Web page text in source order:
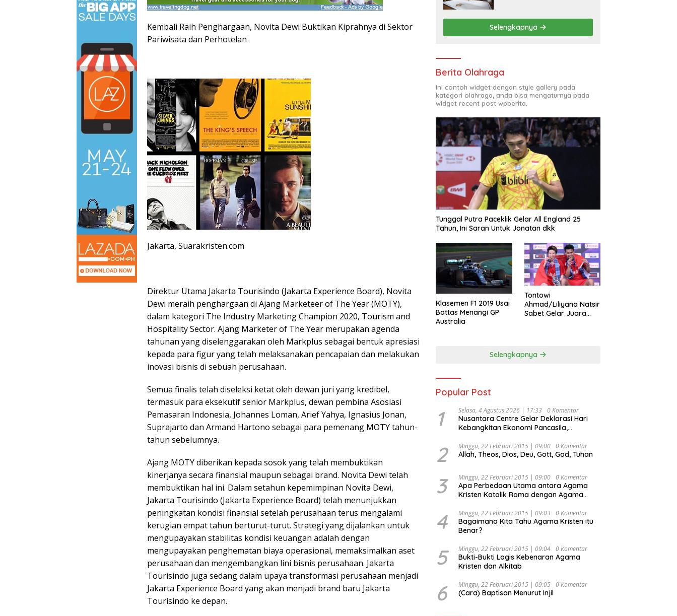
Kembali Raih Penghargaan, Novita Dewi Buktikan Kiprahnya di Sektor
Pariwisata dan Perhotelan
Jakarta, Suarakristen.com
Direktur Utama Jakarta Tourisindo (Jakarta Experience Board), Novita
Dewi meraih penghargaan di Ajang Marketeer of The Year (MOTY),
dalam kategori The Industry Marketing Champion 2020, Tourism and
Hospitality Sector. Ajang Marketer of The Year merupakan agenda
tahunan yang diselenggarakan oleh Markplus sebagai bentuk apresiasi
kepada para figur yang telah melaksanakan pencapaian dan melakukan
inovasi bisnis di sebuah perusahaan.
Semua finalis telah diseleksi ketat oleh dewan juri yang kredibel,
termasuk para eksekutif senior Markplus, dewan pembina Asosiasi
Pemasaran Indonesia, Johannes Loman, Arief Yahya, Ignasius Jonan,
Suprajarto dan Armand Hartono sebagai para pemenang MOTY tahun-
tahun sebelumnya.
Ajang MOTY diberikan kepada sosok yang telah membuktikan
kinerjanya secara finansial maupun sebagai brand. Novita Dewi telah
membuktikan hal ini. Dalam setahun kepemimpinan Novita Dewi,
Jakarta Tourisindo (Jakarta Experience Board) telah menunjukkan
peningkatan kondisi finansial setelah perusahaan terus mengalami
kerugian empat tahun berturut-turut. Strategi yang dijalankan untuk
mengupayakan stabilitas kondisi keuangan adalah dengan
mengupayakan penghematan biaya operasional, memaksimalkan aset
perusahaan dan mengembangkan lini bisnis perusahaan. Jakarta
Tourisindo juga sedang dalam upaya transformasi perusahaan menjadi
Jakarta Experience Board yang akan menjadi brand baru Jakarta
Tourisindo ke depan.
Selengkapnya
Berita Olahraga
Ini contoh widget dengan style gallery pada
kategori olahraga, anda bisa mengaturnya pada
widget recent post wpberita.
Tunggal Putra Paceklik Gelar All England 25
Tahun, Ini Saran Untuk Jonatan dkk
Klasemen F1 2019 Usai
Bottas Menangi GP
Australia
Tontowi
Ahmad/Liliyana Natsir
Sabet Gelar Juara
Selengkapnya
Popular Post
1 Selasa, 4 Agustus 2026 | 17:33 0 Komentar
Nusantara Centre Gelar Deklarasi Hari
Kebangkitan Ekonomi Pancasila,
Djojohadikusumo Anti Penjajahan
(Pergolakan Ekonomi Politik Indonesia) &
Undang Perekonomian Nasional dan
Kesejahteraan Sosial dalam Menata
Bangsa Menuju Indonesia Emas 2045”,
2 Minggu, 22 Februari 2015 | 09:00 0 Komentar
Allah, Theos, Dios, Deu, Gott, God, Tuhan
3 Minggu, 22 Februari 2015 | 09:00 0 Komentar
Apa Perbedaan Utama antara Agama
Kristen Katolik Roma dengan Agama
4 Minggu, 22 Februari 2015 | 09:03 0 Komentar
Bagaimana Kita Tahu Agama Kristen itu
Benar?
5 Minggu, 22 Februari 2015 | 09:04 0 Komentar
Bukti-Bukti Logis Kebenaran Agama
Kristen dan Alkitab
6 Minggu, 22 Februari 2015 | 09:05 0 Komentar
(Cara) Baptisan Menurut Injil